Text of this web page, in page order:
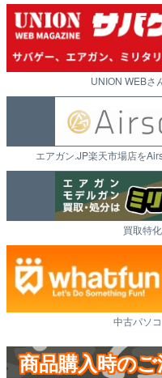
UNION WEBさ
エアガン.JP楽天市場店を
買取特
中古パソ
商品購入時の